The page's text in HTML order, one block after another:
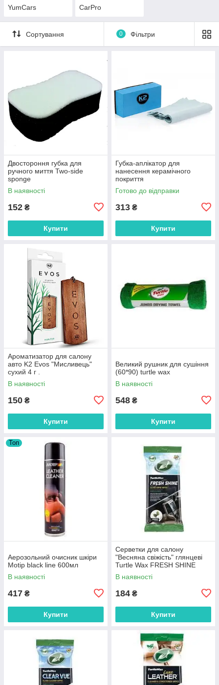
YumCars CarPro
Сортування 0 Фільтри
Двостороння губка для
ручного миття Two-side
sponge
В наявності
152 ₴
Купити
Губка-аплікатор для
нанесення керамічного
покриття
Готово до відправки
313 ₴
Купити
Ароматизатор для салону
авто K2 Evos "Мисливець"
сухий 4 г .
В наявності
150 ₴
Купити
Великий рушник для сушіння
(60*90) turtle wax
В наявності
548 ₴
Купити
Топ
Аерозольний очисник шкіри
Motip black line 600мл
В наявності
417 ₴
Купити
Серветки для салону
"Весняна свіжість" глянцеві
Turtle Wax FRESH SHINE
SPRING GLOSS WIPES (24
шт) 1 уп
В наявності
184 ₴
Купити